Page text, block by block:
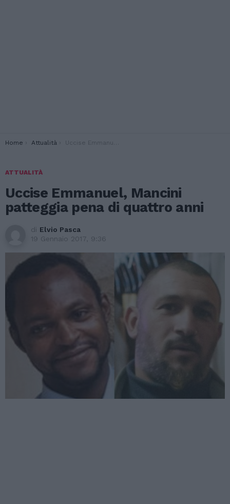
You are here:
Home Attualità Uccise Emmanuel, Mancini patteggia pena di quattro anni
ATTUALITÀ
Uccise Emmanuel, Mancini
patteggia pena di quattro anni
di Elvio Pasca
19 Gennaio 2017, 9:36